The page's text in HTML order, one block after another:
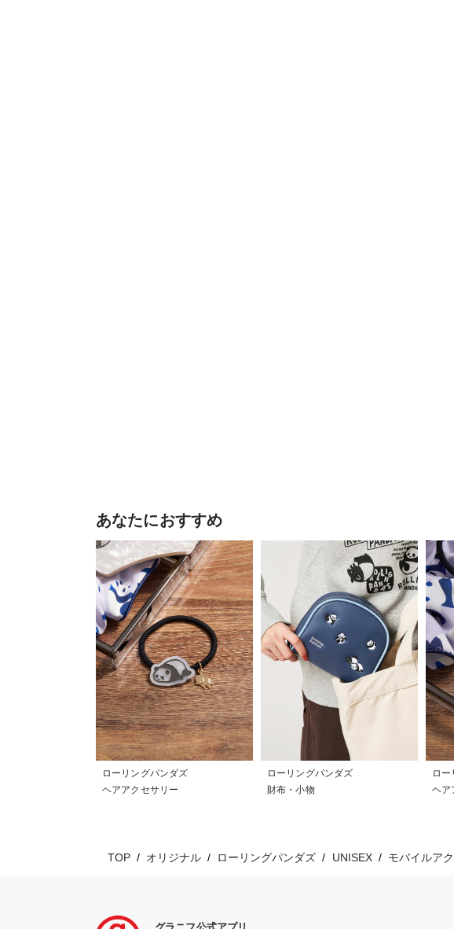
あなたにおすすめ
ローリングパンダズ
ヘアアクセサリー
ローリングパンダズ
財布・小物
ロ
ヘア
TOP オリジナル ローリングパンダズ UNISEX モバイルア